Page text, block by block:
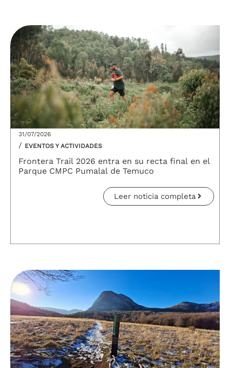
31/07/2026
/ EVENTOS Y ACTIVIDADES
Frontera Trail 2026 entra en su recta final en el
Parque CMPC Pumalal de Temuco
Leer noticia completa